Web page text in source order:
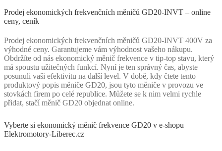
Prodej ekonomických frekvenčních měničů GD20-INVT – online
ceny, ceník
Prodej ekonomických frekvenčních měničů GD20-INVT 400V za
výhodné ceny. Garantujeme vám výhodnost vašeho nákupu.
Obdržíte od nás ekonomický měnič frekvence v tip-top stavu, který
má spoustu užitečných funkcí. Nyní je ten správný čas, abyste
posunuli vaši efektivitu na další level. V době, kdy čtete tento
produktový popis měniče GD20, jsou tyto měniče v provozu ve
stovkách firem po celé republice. Můžete se k nim velmi rychle
přidat, stačí měnič GD20 objednat online.
Vyberte si ekonomický měnič frekvence GD20 v e-shopu
Elektromotory-Liberec.cz